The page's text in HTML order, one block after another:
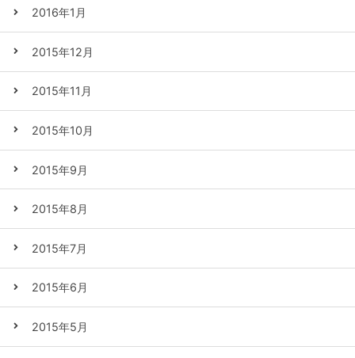
2016年1月
2015年12月
2015年11月
2015年10月
2015年9月
2015年8月
2015年7月
2015年6月
2015年5月